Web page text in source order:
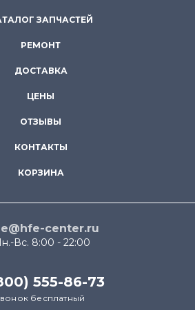
ЗАПЧАСТЕЙ
РЕМОНТ
ДОСТАВКА
ЦЕНЫ
ОТЗЫВЫ
КОНТАКТЫ
КОРЗИНА
center.ru
Вс. 8:00 - 22:00
555-86-73
бесплатный